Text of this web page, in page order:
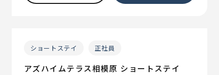
ショートステイ 正社員
アズハイムテラス相模原 ショートステイ